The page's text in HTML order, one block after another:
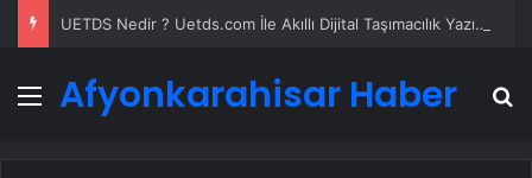
UETDS Nedir ? Uetds.com İle Akıllı Dijital Taşımacılık Yazılımı
Menü
Afyonkarahisar Haber